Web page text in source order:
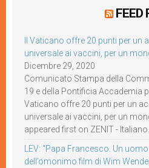
FEED
Il Vaticano offre 20 punti per un
universale ai vaccini, per un
Dicembre 29, 2020
Comunicato Stampa della
19 e della Pontificia Accademia
Vaticano offre 20 punti per un
universale ai vaccini, per un
appeared first on ZENIT - Italiano.
LEV: “Papa Francesco. Un
dell’omonimo film di Wim